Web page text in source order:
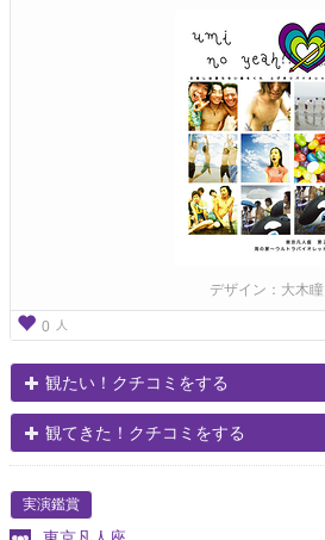
デザイン：大木瞳
0 人
観たい！クチコミをする
観てきた！クチコミをする
実演鑑賞